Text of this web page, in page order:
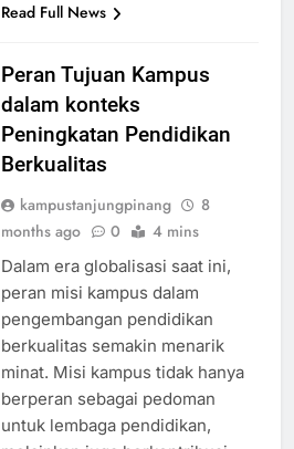
Read Full News
Peran Tujuan Kampus
dalam konteks
Peningkatan Pendidikan
Berkualitas
kampustanjungpinang
8
months ago
0 4 mins
Dalam era globalisasi saat ini,
peran misi kampus dalam
pengembangan pendidikan
berkualitas semakin menarik
minat. Misi kampus tidak hanya
berperan sebagai pedoman
untuk lembaga pendidikan,